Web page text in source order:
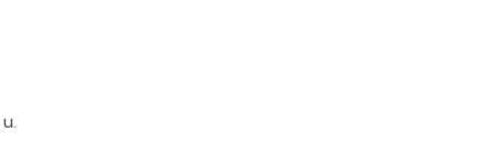
.